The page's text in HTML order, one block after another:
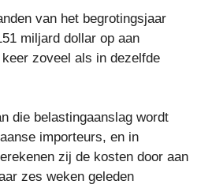
van het begrotingsjaar
miljard dollar op aan
zoveel als in dezelfde
die belastingaanslag wordt
importeurs, en in
zij de kosten door aan
zes weken geleden